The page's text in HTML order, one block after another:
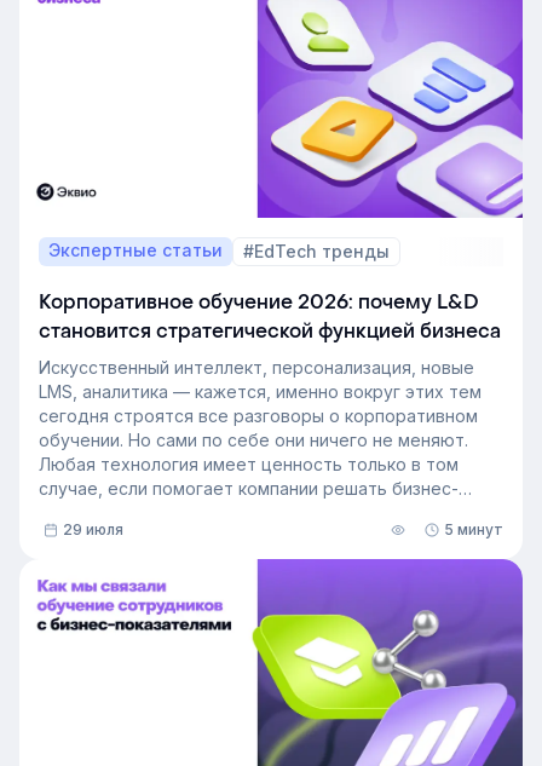
Экспертные статьи #EdTech тренды
Корпоративное обучение 2026: почему L&D
становится стратегической функцией бизнеса
Искусственный интеллект, персонализация, новые
LMS, аналитика — кажется, именно вокруг этих тем
сегодня строятся все разговоры о корпоративном
обучении. Но сами по себе они ничего не меняют.
Любая технология имеет ценность только в том
случае, если помогает компании решать бизнес-
Сегодня бизнес интересует уже не выбор
инструментов, а их результат: какое влияние
обучение оказывает на компанию и можно ли этот
эффект измерить. Такой взгляд меняет подходы к
развитию сотрудников, требования к HR и L&D, а
также на критерии выбора LMS.
В этой статье разбираем, почему это происходит и
как эти изменения повлияют на корпоративное
обучение в ближайшие годы. Материал подготовлен
на основе интервью коммерческого директора
29 июля 5 минут